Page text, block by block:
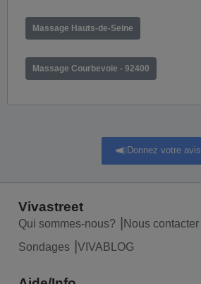
Massage Hauts-de-Seine
Massage Courbevoie - 92400
Donnez votre avis
Vivastreet
Qui sommes-nous? Nous contacter
Sondages
VIVABLOG